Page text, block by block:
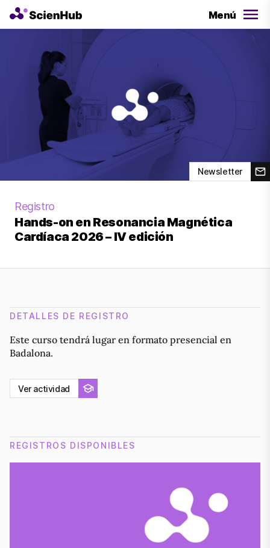
Menú
Newsletter
Registro
Hands-on en Resonancia Magnética
Cardíaca 2026 – IV edición
DETALLES DE REGISTRO
Este curso tendrá lugar en formato presencial en
Badalona.
Ver actividad
REGISTROS DISPONIBLES